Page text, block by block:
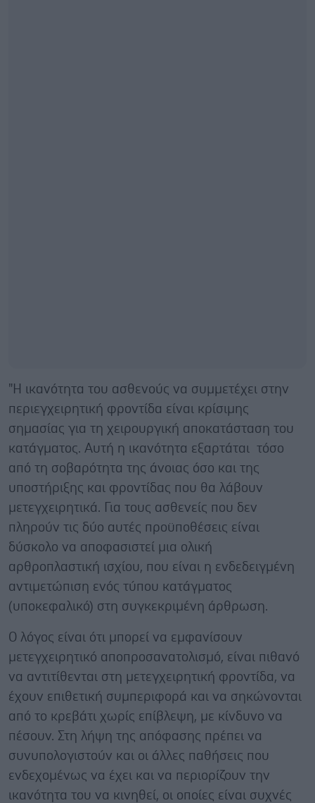
"Η ικανότητα του ασθενούς να συμμετέχει στην
περιεγχειρητική φροντίδα είναι κρίσιμης
σημασίας για τη χειρουργική αποκατάσταση του
κατάγματος. Αυτή η ικανότητα εξαρτάται τόσο
από τη σοβαρότητα της άνοιας όσο και της
υποστήριξης και φροντίδας που θα λάβουν
μετεγχειρητικά. Για τους ασθενείς που δεν
πληρούν τις δύο αυτές προϋποθέσεις είναι
δύσκολο να αποφασιστεί μια ολική
αρθροπλαστική ισχίου, που είναι η ενδεδειγμένη
αντιμετώπιση ενός τύπου κατάγματος
(υποκεφαλικό) στη συγκεκριμένη άρθρωση.
Ο λόγος είναι ότι μπορεί να εμφανίσουν
μετεγχειρητικό αποπροσανατολισμό, είναι πιθανό
να αντιτίθενται στη μετεγχειρητική φροντίδα, να
έχουν επιθετική συμπεριφορά και να σηκώνονται
από το κρεβάτι χωρίς επίβλεψη, με κίνδυνο να
πέσουν. Στη λήψη της απόφασης πρέπει να
συνυπολογιστούν και οι άλλες παθήσεις που
ενδεχομένως να έχει και να περιορίζουν την
ικανότητα του να κινηθεί, οι οποίες είναι συχνές